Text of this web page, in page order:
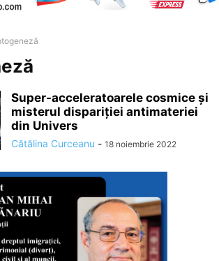
Super-acceleratoarele cosmice și
misterul dispariției antimateriei
din Univers
Cătălina Curceanu - 18 noiembrie 2022